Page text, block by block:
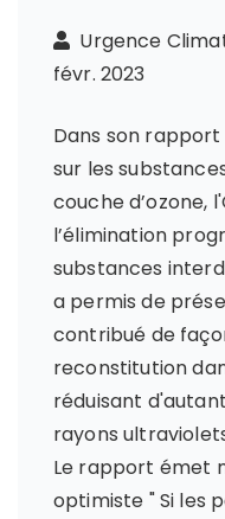
Urgence
févr. 2023
Dans son rapport
sur les
couche d’ozone,
l’élimination
substances
a permis de
contribué de
reconstitution
réduisant
rayons
Le rapport émet
optimiste " Si les